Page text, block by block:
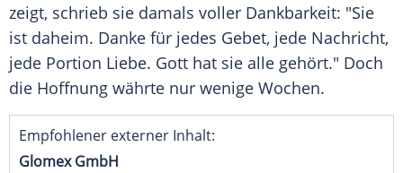
zeigt, schrieb sie damals voller Dankbarkeit: "Sie
ist daheim. Danke für jedes Gebet, jede Nachricht,
jede Portion Liebe. Gott hat sie alle gehört." Doch
die Hoffnung währte nur wenige Wochen.
Empfohlener externer Inhalt:
Glomex GmbH